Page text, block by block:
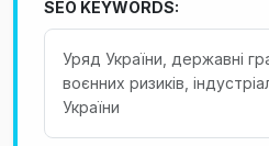
SEO KEYWORDS:
Уряд України, державні
воєнних ризиків,
України